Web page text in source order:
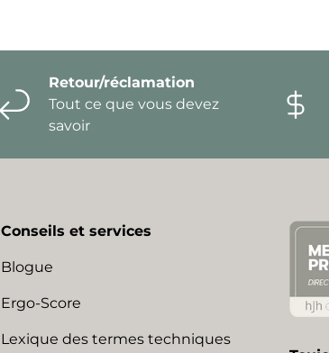
Retour/réclamation
Tout ce que vous devez
savoir
Conseils et services
Blogue
Ergo-Score
Lexique des termes techniques